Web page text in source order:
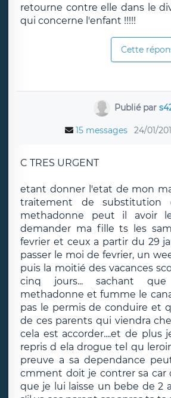
retourne contre elle dans le
qui concerne l'enfant !!!!!
Cette
Publié par
15 messages 24/01/
C TRES URGENT
etant donner l'etat de mon
traitement de
methadonne peut il avoir
demander ma fille ts les
fevrier et ceux a partir du 29
passer le moi de fevrier, un
puis la moitié des vacances
cinq jours... sachant
methadonne et fumme le
pas le permis de conduire et
de ces parents qui viendra
cela est accorder....et de plus
repris d ela drogue tel qu
preuve a sa dependance
cmment doit je contrer sa car
que je lui laisse un bebe de 2